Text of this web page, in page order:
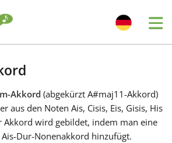
Akkord (abgekürzt A#maj11-Akkord)
aus den Noten Ais, Cisis, Eis, Gisis, His
Akkord wird gebildet, indem man eine
Dur-Nonenakkord hinzufügt.